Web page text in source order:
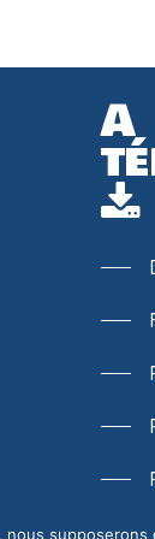
A